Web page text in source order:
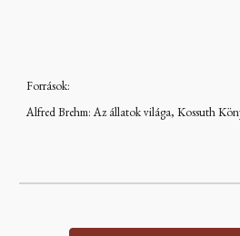
Források:
Alfred Brehm: Az állatok világa, Kossuth